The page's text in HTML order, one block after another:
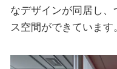
なデザインが同居し
ス空間ができています。